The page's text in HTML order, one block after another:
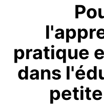
pratique
dans